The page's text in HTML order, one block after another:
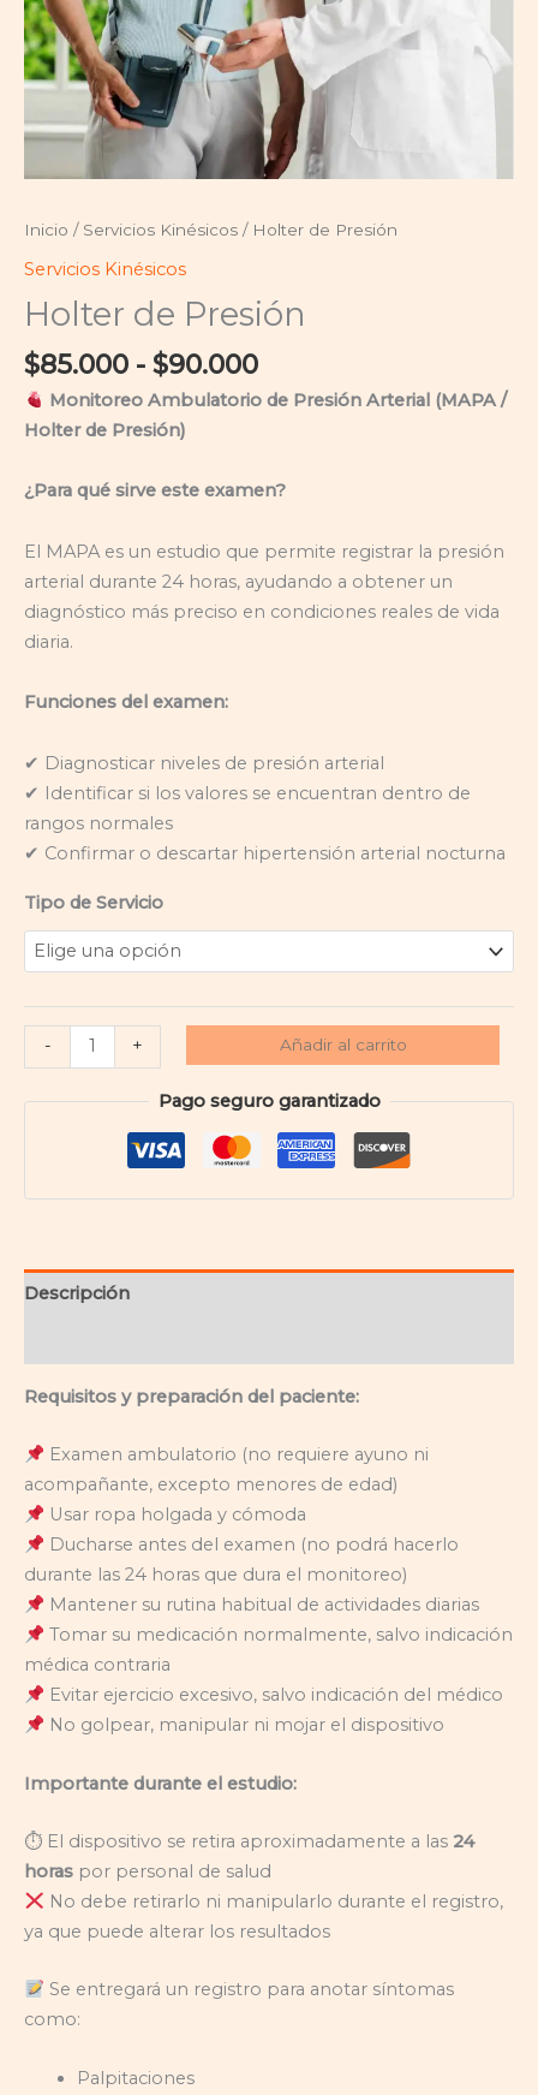
Inicio / Servicios Kinésicos / Holter de Presión
Servicios Kinésicos
Holter de Presión
$85.000 - $90.000
Monitoreo Ambulatorio de Presión Arterial (MAPA /
Holter de Presión)
¿Para qué sirve este examen?
El MAPA es un estudio que permite registrar la presión
arterial durante 24 horas, ayudando a obtener un
diagnóstico más preciso en condiciones reales de vida
diaria.
Funciones del examen:
✔ Diagnosticar niveles de presión arterial
✔ Identificar si los valores se encuentran dentro de
rangos normales
✔ Confirmar o descartar hipertensión arterial nocturna
Tipo de Servicio
- + Añadir al carrito
Pago seguro garantizado
Descripción
Requisitos y preparación del paciente:
Examen ambulatorio (no requiere ayuno ni
acompañante, excepto menores de edad)
Usar ropa holgada y cómoda
Ducharse antes del examen (no podrá hacerlo
durante las 24 horas que dura el monitoreo)
Mantener su rutina habitual de actividades diarias
Tomar su medicación normalmente, salvo indicación
médica contraria
Evitar ejercicio excesivo, salvo indicación del médico
No golpear, manipular ni mojar el dispositivo
Importante durante el estudio:
⏱ El dispositivo se retira aproximadamente a las 24
horas por personal de salud
No debe retirarlo ni manipularlo durante el registro,
ya que puede alterar los resultados
Se entregará un registro para anotar síntomas
como:
Palpitaciones